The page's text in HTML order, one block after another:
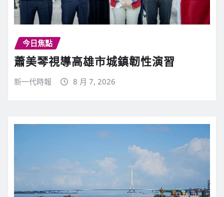
今日焦點
蕭美琴視導高雄市城鎮韌性演習
新一代時報 8 月 7, 2026